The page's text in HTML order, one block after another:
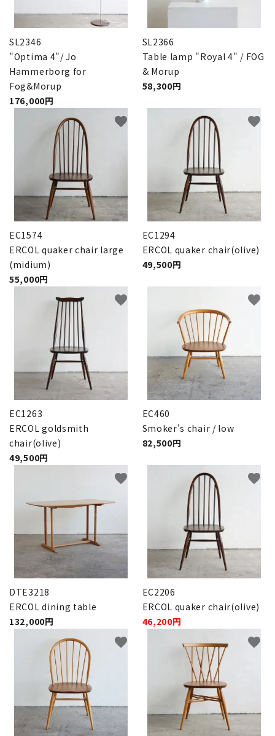
SL2346
"Optima 4"/ Jo
Hammerborg for
Fog&Morup
176,000円
SL2366
Table lamp "Royal 4" / FOG
& Morup
58,300円
EC1574
ERCOL quaker chair large
(midium)
55,000円
favorite
EC1294
ERCOL quaker chair(olive)
49,500円
favorite
EC1263
ERCOL goldsmith
chair(olive)
49,500円
favorite
EC460
Smoker's chair / low
82,500円
favorite
DTE3218
ERCOL dining table
132,000円
favorite
EC2206
ERCOL quaker chair(olive)
46,200円
favorite
favorite favorite